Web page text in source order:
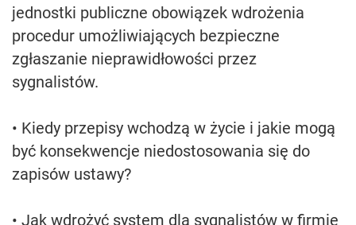
jednostki publiczne obowiązek wdrożenia
procedur umożliwiających bezpieczne
zgłaszanie nieprawidłowości przez
sygnalistów.
• Kiedy przepisy wchodzą w życie i jakie mogą
być konsekwencje niedostosowania się do
zapisów ustawy?
• Jak wdrożyć system dla sygnalistów w firmie